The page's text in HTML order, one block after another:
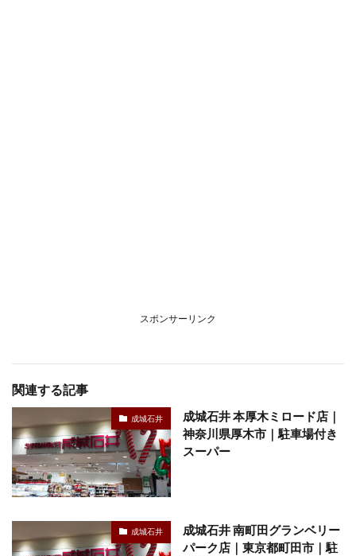
スポンサーリンク
関連する記事
成城石井
成城石井 本厚木ミロード店｜
神奈川県厚木市｜駐車場付き
スーパー
成城石井
成城石井 南町田グランベリー
パーク店｜東京都町田市｜駐